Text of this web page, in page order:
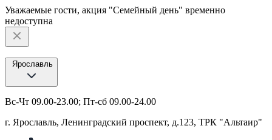
Уважаемые гости, акция "Семейный день" временно
недоступна
Ярославль
Вс-Чт 09.00-23.00; Пт-сб 09.00-24.00
г. Ярославль, Ленинградский проспект, д.123, ТРК "Альтаир"